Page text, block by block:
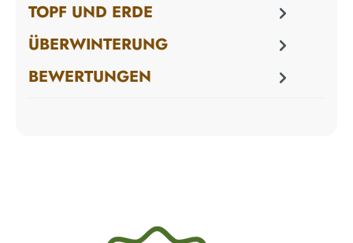
TOPF UND ERDE
ÜBERWINTERUNG
BEWERTUNGEN